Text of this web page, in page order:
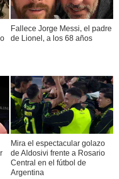
Fallece Jorge Messi, el padre
de Lionel, a los 68 años
Mira el espectacular golazo
de Aldosivi frente a Rosario
Central en el fútbol de
Argentina